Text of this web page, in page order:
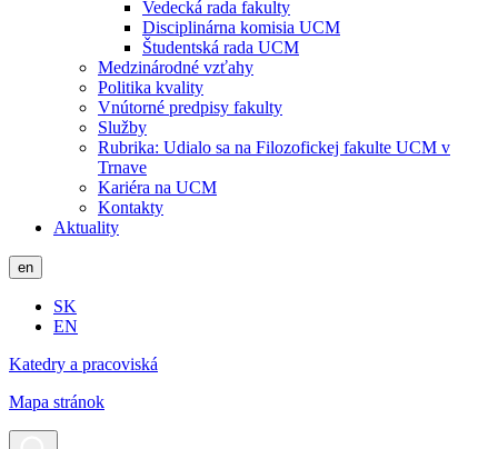
Vedecká rada fakulty
Disciplinárna komisia UCM
Študentská rada UCM
Medzinárodné vzťahy
Politika kvality
Vnútorné predpisy fakulty
Služby
Rubrika: Udialo sa na Filozofickej fakulte UCM v
Trnave
Kariéra na UCM
Kontakty
Aktuality
en
SK
EN
Katedry a pracoviská
Mapa stránok